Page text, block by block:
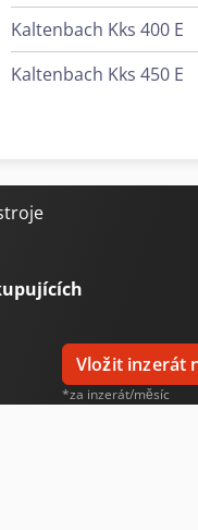
Kaltenbach Kks 400 E
Kaltenbach Kks 450 E
Vložit inzerát
*za inzerát/měsíc